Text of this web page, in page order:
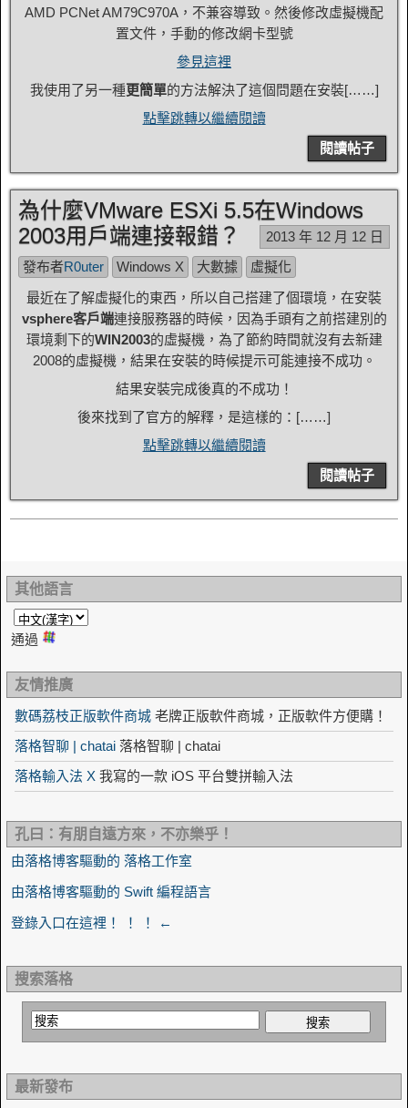
AMD PCNet AM79C970A，不兼容導致。然後修改虛擬機配
置文件，手動的修改網卡型號
參見這裡
我使用了另一種更簡單的方法解決了這個問題在安裝[……]
點擊跳轉以繼續閱讀
閱讀帖子
為什麼VMware ESXi 5.5在Windows
2003用戶端連接報錯？
2013 年 12 月 12 日
發布者R0uter Windows X 大數據
虛擬化
最近在了解虛擬化的東西，所以自己搭建了個環境，在安裝
vsphere客戶端連接服務器的時候，因為手頭有之前搭建別的
環境剩下的WIN2003的虛擬機，為了節約時間就沒有去新建
2008的虛擬機，結果在安裝的時候提示可能連接不成功。
結果安裝完成後真的不成功！
後來找到了官方的解釋，是這樣的：[……]
點擊跳轉以繼續閱讀
閱讀帖子
其他語言
通過
友情推廣
數碼荔枝正版軟件商城 老牌正版軟件商城，正版軟件方便購！
落格智聊 | chatai 落格智聊 | chatai
落格輸入法 X 我寫的一款 iOS 平台雙拼輸入法
孔曰：有朋自遠方來，不亦樂乎！
由落格博客驅動的 落格工作室
由落格博客驅動的 Swift 編程語言
登錄入口在這裡！ ！ ！ ←
搜索落格
最新發布